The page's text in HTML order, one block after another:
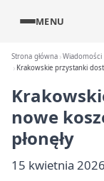
MENU
Strona główna Wiadomości
Krakowskie przystanki
nowe
płonęły
15 kwietnia 2026